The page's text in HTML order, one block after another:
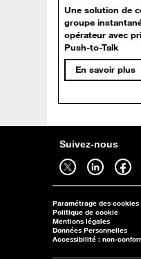
Une solution de
groupe
opérateur avec
Push-to-Talk
En savoir plus
Suivez-nous
Suivez-nous sur twitter - ouverture dans un nouvel onglet Suivez-nous sur linkedin - ouverture dans un nouvel onglet Suivez-nous sur facebook - ouverture dans un nouvel onglet
Paramétrage des cookies
Politique de cookie
Mentions légales
Données Personnelles
Accessibilité : non-